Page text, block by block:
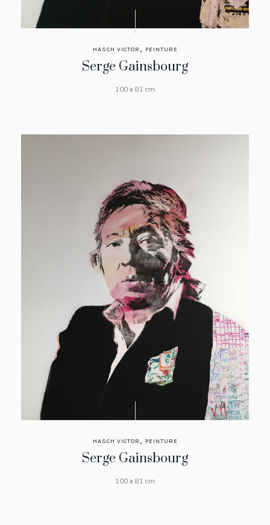
HASCH VICTOR , PEINTURE
Serge Gainsbourg
100 x 81 cm
HASCH VICTOR , PEINTURE
Serge Gainsbourg
100 x 81 cm